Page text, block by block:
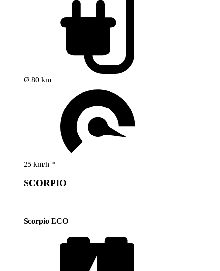
Ø 80 km
25 km/h *
SCORPIO
Scorpio ECO